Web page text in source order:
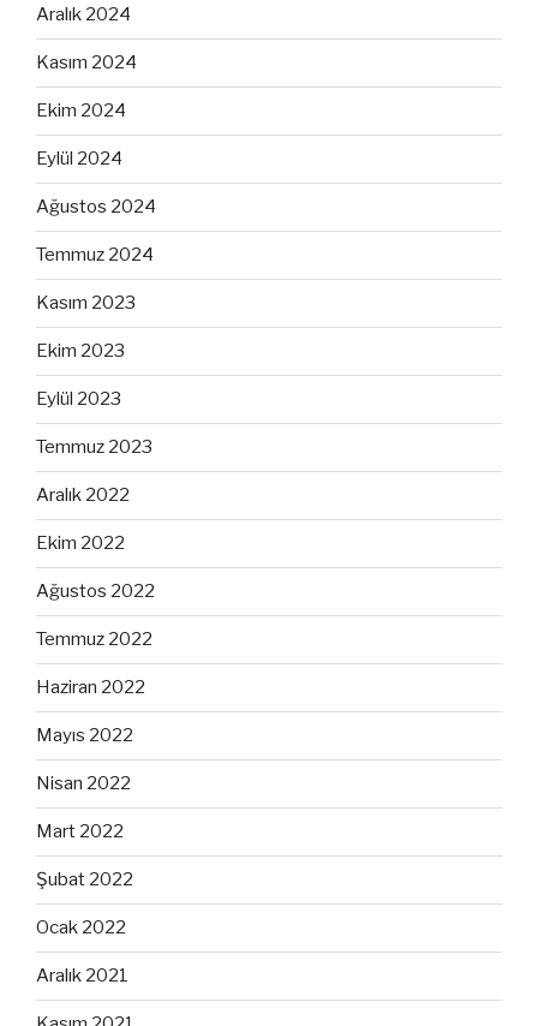
Aralık 2024
Kasım 2024
Ekim 2024
Eylül 2024
Ağustos 2024
Temmuz 2024
Kasım 2023
Ekim 2023
Eylül 2023
Temmuz 2023
Aralık 2022
Ekim 2022
Ağustos 2022
Temmuz 2022
Haziran 2022
Mayıs 2022
Nisan 2022
Mart 2022
Şubat 2022
Ocak 2022
Aralık 2021